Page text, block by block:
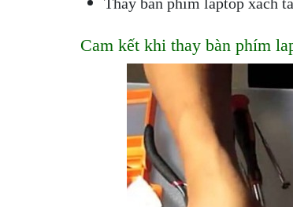
Cam kết khi thay bàn phím